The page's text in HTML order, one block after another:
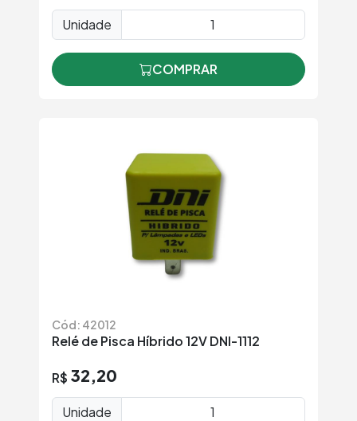
Unidade
COMPRAR
Cód: 42012
Relé de Pisca Híbrido 12V DNI-1112
R$ 32,20
Unidade